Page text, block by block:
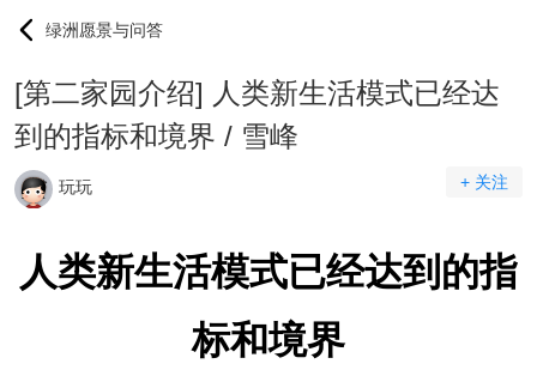
绿洲愿景与问答
[第二家园介绍] 人类新生活模式已经达
到的指标和境界 / 雪峰
玩玩 + 关注
人类新生活模式已经达到的指
标和境界